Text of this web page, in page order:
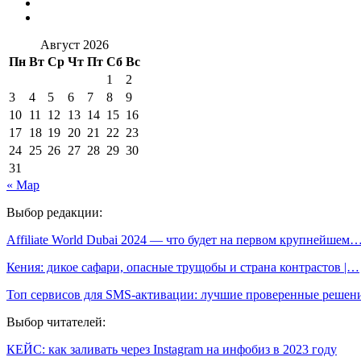
Август 2026
Пн Вт Ср Чт Пт Сб Вс
1
2
3
4 5 6 7 8
9
10 11 12 13 14 15 16
17 18 19 20 21 22 23
24 25 26 27 28 29 30
31
« Мар
Выбор редакции:
Affiliate World Dubai 2024 — что будет на первом
Кения: дикое сафари, опасные трущобы и страна контрастов |…
Топ сервисов для SMS-активации: лучшие проверенные
Выбор читателей:
КЕЙС: как заливать через Instagram на инфобиз в 2023 году